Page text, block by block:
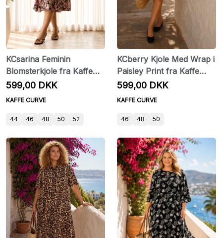
KCsarina Feminin
Blomsterkjole fra Kaffe
Curve
599,00 DKK
KAFFE CURVE
44 46 48 50 52
KCberry Kjole Med Wrap i
Paisley Print fra Kaffe
Curve
599,00 DKK
KAFFE CURVE
46 48 50